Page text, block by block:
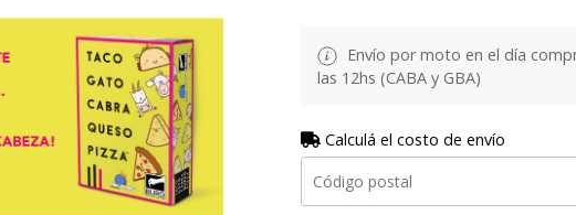
Envío por moto en el día
las 12hs (CABA y GBA)
Calculá el costo de envío